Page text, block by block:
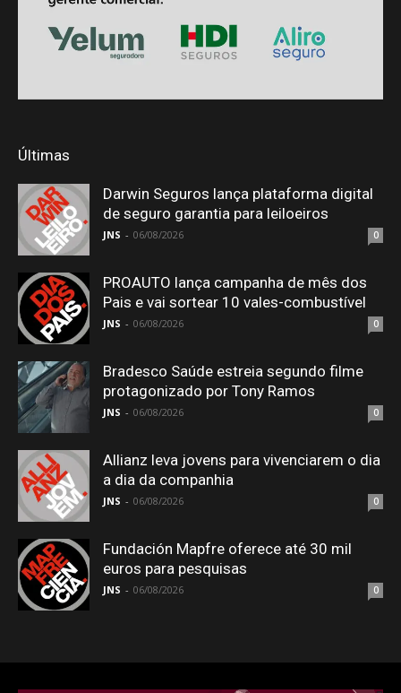
Últimas
Darwin Seguros lança plataforma digital
de seguro garantia para leiloeiros
JNS - 06/08/2026 0
PROAUTO lança campanha de mês dos
Pais e vai sortear 10 vales-combustível
JNS - 06/08/2026 0
Bradesco Saúde estreia segundo filme
protagonizado por Tony Ramos
JNS - 06/08/2026 0
Allianz leva jovens para vivenciarem o dia
a dia da companhia
JNS - 06/08/2026 0
Fundación Mapfre oferece até 30 mil
euros para pesquisas
JNS - 06/08/2026 0